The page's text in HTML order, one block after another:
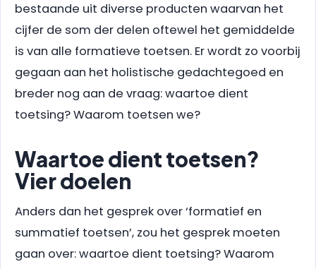
bestaande uit diverse producten waarvan het
cijfer de som der delen oftewel het gemiddelde
is van alle formatieve toetsen. Er wordt zo voorbij
gegaan aan het holistische gedachtegoed en
breder nog aan de vraag: waartoe dient
toetsing? Waarom toetsen we?
Waartoe dient toetsen?
Vier doelen
Anders dan het gesprek over ‘formatief en
summatief toetsen’, zou het gesprek moeten
gaan over: waartoe dient toetsing? Waarom